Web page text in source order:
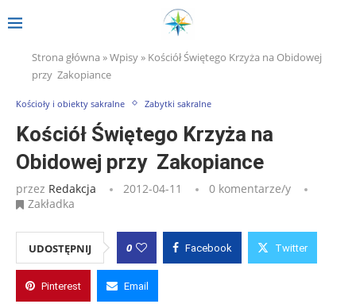
Strona główna »Wpisy» Kościół Świętego Krzyża na Obidowej
przy Zakopiance
Kościoły i obiekty sakralne Zabytki sakralne
Kościół Świętego Krzyża na
Obidowej przy Zakopiance
przez Redakcja 2012-04-11
0 komentarze/y
Zakładka
UDOSTĘPNIJ 0 Facebook Twitter
Pinterest Email